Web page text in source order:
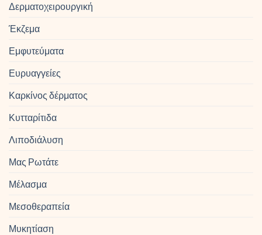
Δερματοχειρουργική
Έκζεμα
Εμφυτεύματα
Ευρυαγγείες
Καρκίνος δέρματος
Κυτταρίτιδα
Λιποδιάλυση
Μας Ρωτάτε
Μέλασμα
Μεσοθεραπεία
Μυκητίαση